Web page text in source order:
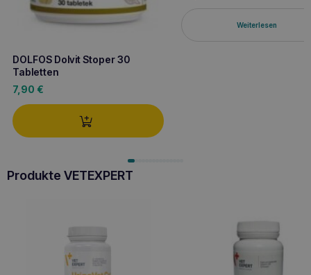
DOLFOS Dolvit Stoper 30
Tabletten
7,90 €
Weiterlesen
Produkte VETEXPERT